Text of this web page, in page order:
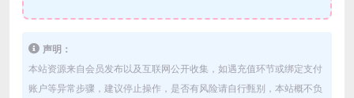
声明：
本站资源来自会员发布以及互联网公开收集，如遇充值环节或绑定支付
账户等异常步骤，建议停止操作，是否有风险请自行甄别，本站概不负